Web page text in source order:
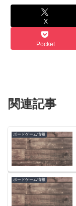
X
Pocket
関連記事
ボードゲーム情報
ボードゲーム情報